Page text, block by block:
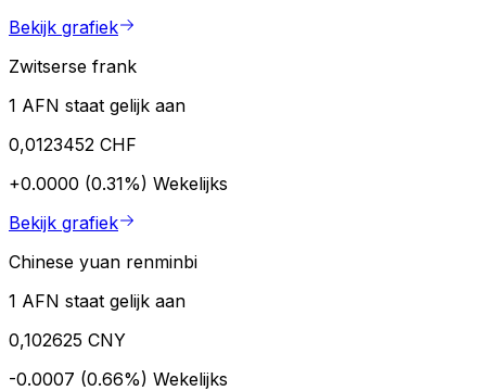
Bekijk grafiek
Zwitserse frank
1 AFN staat gelijk aan
0,0123452 CHF
+0.0000 (0.31%) Wekelijks
Bekijk grafiek
Chinese yuan renminbi
1 AFN staat gelijk aan
0,102625 CNY
-0.0007 (0.66%) Wekelijks